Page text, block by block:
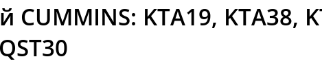
KTA19, KTA38,